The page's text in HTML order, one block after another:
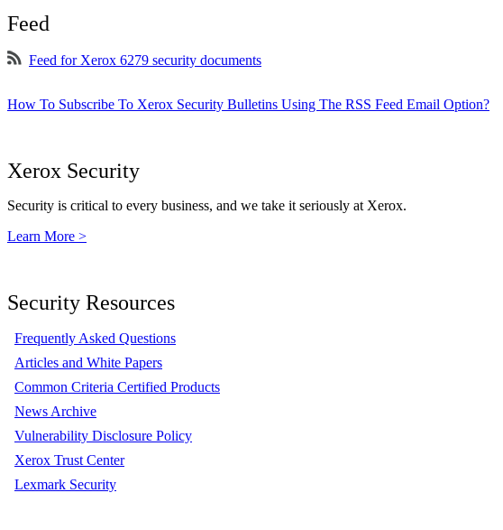
Feed
Feed for Xerox 6279 security documents
How To Subscribe To Xerox Security Bulletins Using The RSS Feed Email Option?
Xerox Security
Security is critical to every business, and we take it seriously at Xerox.
Learn More >
Security Resources
Frequently Asked Questions
Articles and White Papers
Common Criteria Certified Products
News Archive
Vulnerability Disclosure Policy
Xerox Trust Center
Lexmark Security